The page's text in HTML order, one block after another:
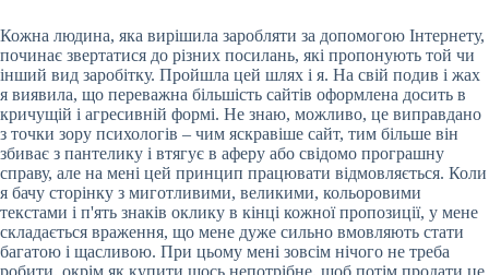
Кожна людина, яка вирішила заробляти за допомогою Інтернету,
починає звертатися до різних посилань, які пропонують той чи
інший вид заробітку. Пройшла цей шлях і я. На свій подив і жах
я виявила, що переважна більшість сайтів оформлена досить в
кричущій і агресивній формі. Не знаю, можливо, це виправдано
з точки зору психологів – чим яскравіше сайт, тим більше він
збиває з пантелику і втягує в аферу або свідомо програшну
справу, але на мені цей принцип працювати відмовляється. Коли
я бачу сторінку з миготливими, великими, кольоровими
текстами і п'ять знаків оклику в кінці кожної пропозиції, у мене
складається враження, що мене дуже сильно вмовляють стати
багатою і щасливою. При цьому мені зовсім нічого не треба
робити, окрім як купити щось непотрібне, щоб потім продати це